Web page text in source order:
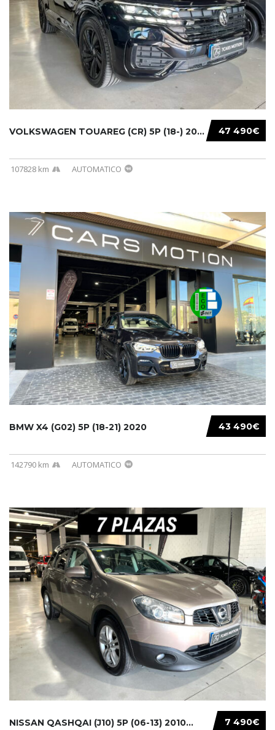
47 490€
VOLKSWAGEN TOUAREG (CR) 5P (18-) 2021...
107828 km AUTOMATICO
43 490€
BMW X4 (G02) 5P (18-21) 2020
142790 km AUTOMATICO
7 490€
NISSAN QASHQAI (J10) 5P (06-13) 2010...